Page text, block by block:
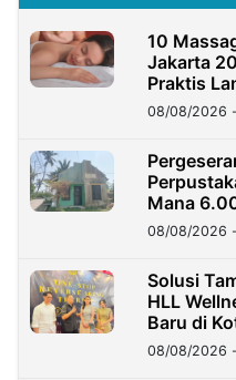
10
Jakarta
Praktis
08/08/2026
Mana
Kini?
08/08/2026
Solusi
HLL
Baru di
08/08/2026